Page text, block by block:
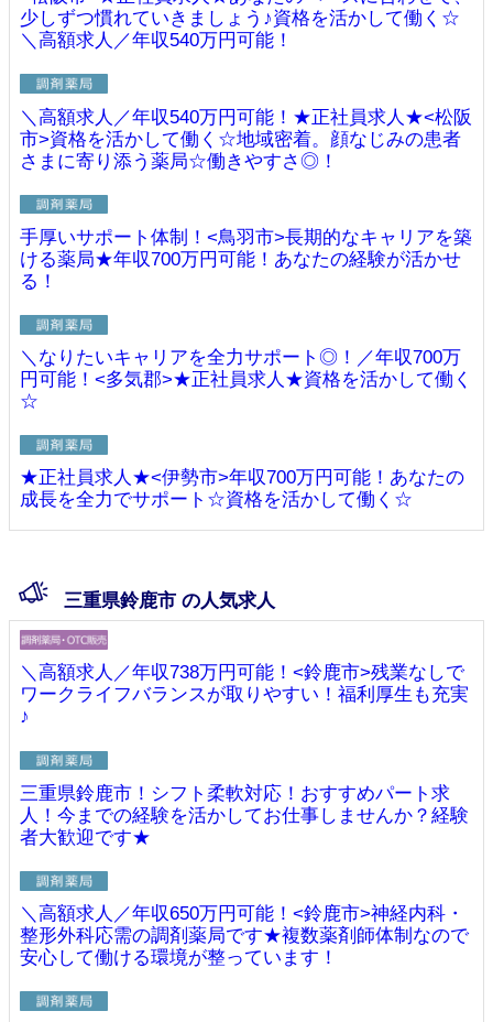
少しずつ慣れていきましょう♪資格を活かして働く☆
＼高額求人／年収540万円可能！
＼高額求人／年収540万円可能！★正社員求人★<松阪
市>資格を活かして働く☆地域密着。顔なじみの患者
さまに寄り添う薬局☆働きやすさ◎！
手厚いサポート体制！<鳥羽市>長期的なキャリアを築
ける薬局★年収700万円可能！あなたの経験が活かせ
る！
＼なりたいキャリアを全力サポート◎！／年収700万
円可能！<多気郡>★正社員求人★資格を活かして働く
☆
★正社員求人★<伊勢市>年収700万円可能！あなたの
成長を全力でサポート☆資格を活かして働く☆
三重県鈴鹿市 の人気求人
＼高額求人／年収738万円可能！<鈴鹿市>残業なしで
ワークライフバランスが取りやすい！福利厚生も充実
♪
三重県鈴鹿市！シフト柔軟対応！おすすめパート求
人！今までの経験を活かしてお仕事しませんか？経験
者大歓迎です★
＼高額求人／年収650万円可能！<鈴鹿市>神経内科・
整形外科応需の調剤薬局です★複数薬剤師体制なので
安心して働ける環境が整っています！